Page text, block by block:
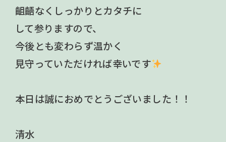
齟齬なくしっかりとカタチに
して参りますので、
今後とも変わらず温かく
見守っていただければ幸いです
本日は誠におめでとうございました！！
清水